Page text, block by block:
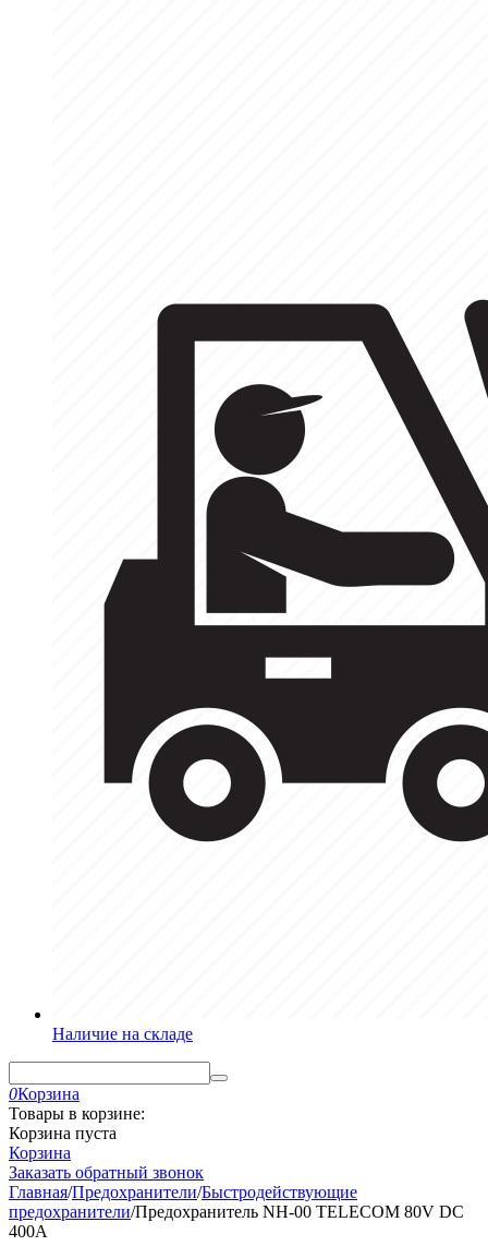
Наличие на складе
0Корзина
Товары в корзине:
Корзина пуста
Корзина
Заказать обратный звонок
Главная/Предохранители/Быстродействующие
предохранители/Предохранитель NH-00 TELECOM 80V DC
400A